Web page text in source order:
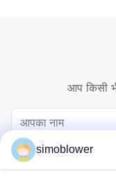
आप किसी
simoblower